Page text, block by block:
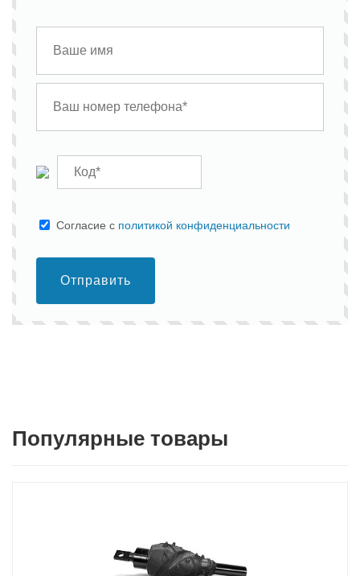
Cогласие с политикой конфиденциальности
Отправить
Популярные товары